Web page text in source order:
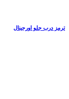
ترمز درب جلو اورجینال